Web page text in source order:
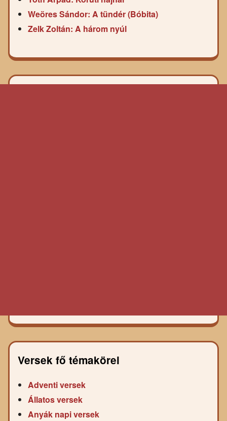
Weöres Sándor: A tündér (Bóbita)
Zelk Zoltán: A három nyúl
Versek fő témakörei
Adventi versek
Állatos versek
Anyák napi versek